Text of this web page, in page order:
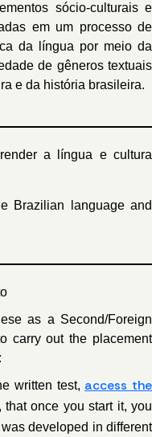
sócio-culturais e
em um processo de
da língua por meio da
de gêneros textuais
e da história brasileira.
a língua e cultura
Brazilian language and
as a Second/Foreign
carry out the placement
written test, access the
that once you start it, you
developed in different